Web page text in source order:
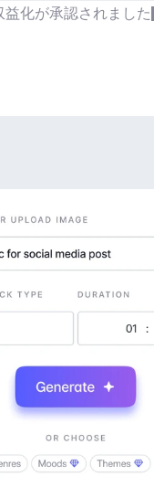
益化が承認されました